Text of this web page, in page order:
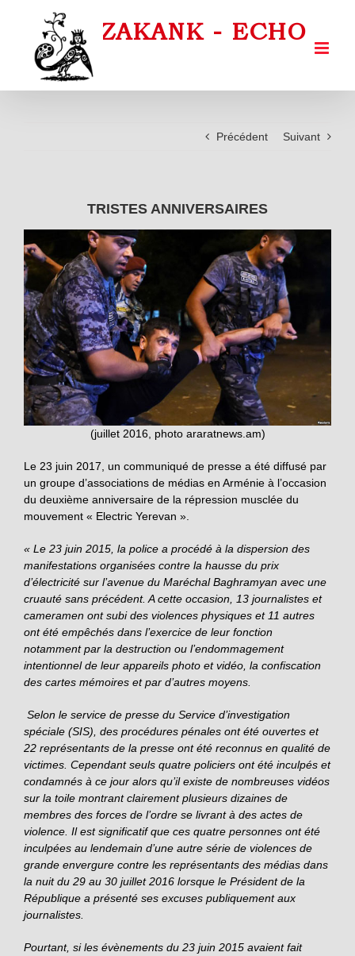
Précédent Suivant
TRISTES ANNIVERSAIRES
(juillet 2016, photo araratnews.am)
Le 23 juin 2017, un communiqué de presse a été diffusé par
un groupe d’associations de médias en Arménie à l’occasion
du deuxième anniversaire de la répression musclée du
mouvement « Electric Yerevan ».
« Le 23 juin 2015, la police a procédé à la dispersion des
manifestations organisées contre la hausse du prix
d’électricité sur l’avenue du Maréchal Baghramyan avec une
cruauté sans précédent. A cette occasion, 13 journalistes et
cameramen ont subi des violences physiques et 11 autres
ont été empêchés dans l’exercice de leur fonction
notamment par la destruction ou l’endommagement
intentionnel de leur appareils photo et vidéo, la confiscation
des cartes mémoires et par d’autres moyens.
Selon le service de presse du Service d’investigation
spéciale (SIS), des procédures pénales ont été ouvertes et
22 représentants de la presse ont été reconnus en qualité de
victimes. Cependant seuls quatre policiers ont été inculpés et
condamnés à ce jour alors qu’il existe de nombreuses vidéos
sur la toile montrant clairement plusieurs dizaines de
membres des forces de l’ordre se livrant à des actes de
violence. Il est significatif que ces quatre personnes ont été
inculpées au lendemain d’une autre série de violences de
grande envergure contre les représentants des médias dans
la nuit du 29 au 30 juillet 2016 lorsque le Président de la
République a présenté ses excuses publiquement aux
journalistes.
Pourtant, si les évènements du 23 juin 2015 avaient fait